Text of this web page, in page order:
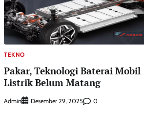
TEKNO
Pakar, Teknologi Baterai Mobil
Listrik Belum Matang
Admin Desember 29, 2025 0